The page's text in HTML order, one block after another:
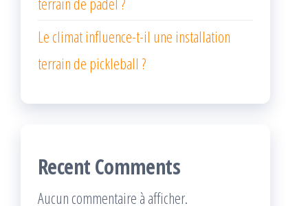
Le climat influence-t-il une installation
terrain de pickleball ?
Recent Comments
Aucun commentaire à afficher.